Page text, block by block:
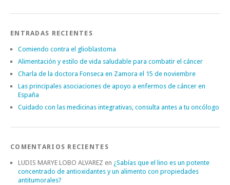
ENTRADAS RECIENTES
Comiendo contra el glioblastoma
Alimentación y estilo de vida saludable para combatir el cáncer
Charla de la doctora Fonseca en Zamora el 15 de noviembre
Las principales asociaciones de apoyo a enfermos de cáncer en
España
Cuidado con las medicinas integrativas, consulta antes a tu oncólogo
COMENTARIOS RECIENTES
LUDIS MARYE LOBO ALVAREZ en ¿Sabías que el lino es un potente
concentrado de antioxidantes y un alimento con propiedades
antitumorales?